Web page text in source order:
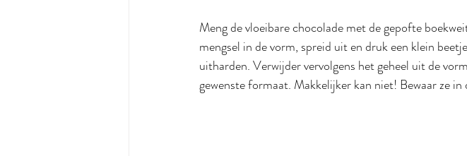
Meng de vloeibare chocolade met de gepofte
mengsel in de vorm, spreid uit en druk een klein
uitharden. Verwijder vervolgens het geheel uit de
gewenste formaat. Makkelijker kan niet! Bewaar ze in